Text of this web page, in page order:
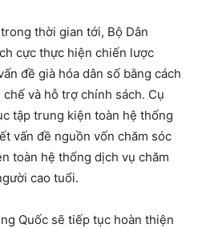
thời gian tới, Bộ Dân
cực thực hiện chiến lược
đề già hóa dân số bằng cách
và hỗ trợ chính sách. Cụ
tập trung kiện toàn hệ thống
vấn đề nguồn vốn chăm sóc
toàn hệ thống dịch vụ chăm
cao tuổi.
Quốc sẽ tiếp tục hoàn thiện